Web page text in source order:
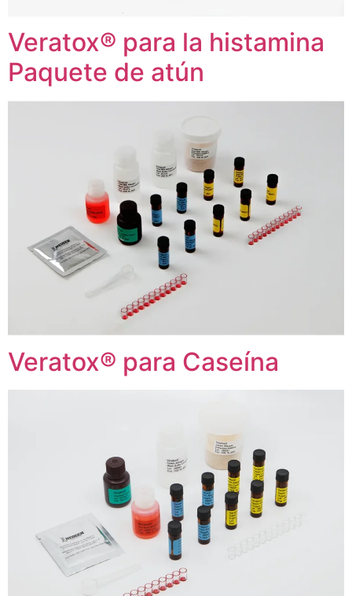
Veratox® para la histamina
Paquete de atún
Veratox® para Caseína